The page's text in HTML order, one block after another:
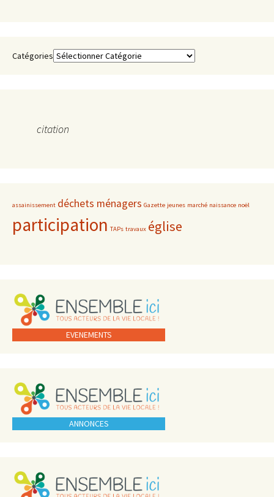
Catégories
citation
assainissement déchets ménagers Gazette jeunes marché naissance noël
participation TAPs travaux église
EVENEMENTS
ANNONCES